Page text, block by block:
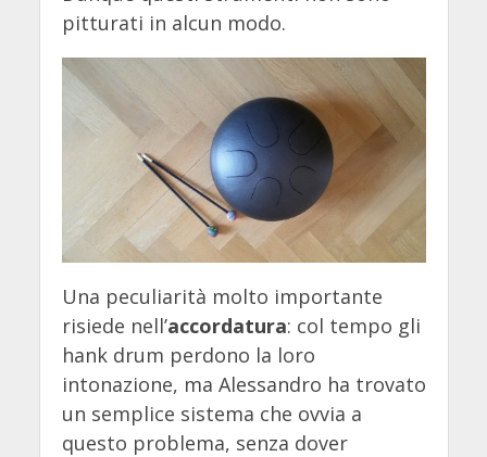
pitturati in alcun modo.
Una peculiarità molto importante
risiede nell’accordatura: col tempo gli
hank drum perdono la loro
intonazione, ma Alessandro ha trovato
un semplice sistema che ovvia a
questo problema, senza dover